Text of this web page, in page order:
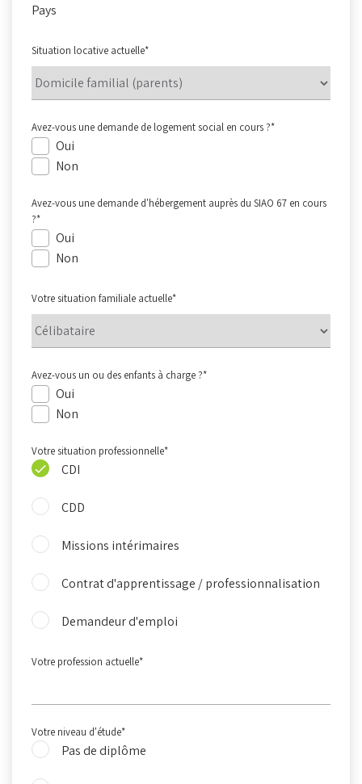
Pays
Situation locative actuelle*
Avez-vous une demande de logement social en cours ?*
Oui
Non
Avez-vous une demande d'hébergement auprès du SIAO 67 en cours
?*
Oui
Non
Votre situation familiale actuelle*
Avez-vous un ou des enfants à charge ?*
Oui
Non
Votre situation professionnelle*
CDI
CDD
Missions intérimaires
Contrat d'apprentissage / professionnalisation
Demandeur d'emploi
Votre profession actuelle*
Votre niveau d'étude*
Pas de diplôme